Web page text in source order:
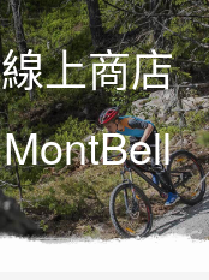
線上商店
MontBell